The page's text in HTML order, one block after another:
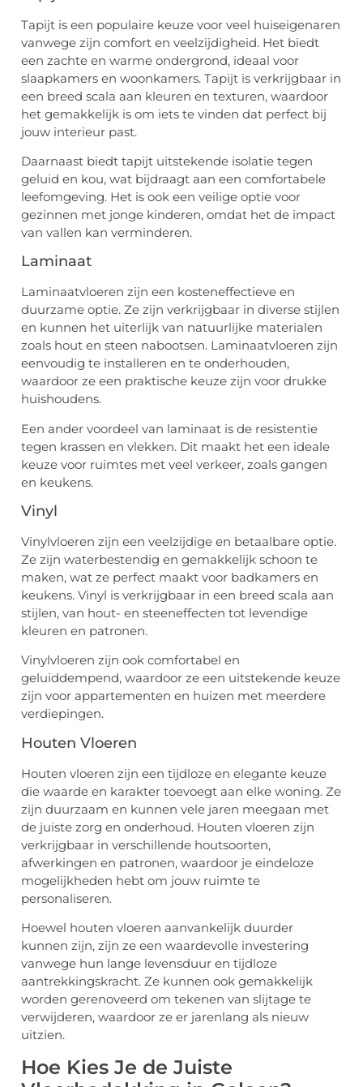
Tapijt is een populaire keuze voor veel huiseigenaren
vanwege zijn comfort en veelzijdigheid. Het biedt
een zachte en warme ondergrond, ideaal voor
slaapkamers en woonkamers. Tapijt is verkrijgbaar in
een breed scala aan kleuren en texturen, waardoor
het gemakkelijk is om iets te vinden dat perfect bij
jouw interieur past.
Daarnaast biedt tapijt uitstekende isolatie tegen
geluid en kou, wat bijdraagt aan een comfortabele
leefomgeving. Het is ook een veilige optie voor
gezinnen met jonge kinderen, omdat het de impact
van vallen kan verminderen.
Laminaat
Laminaatvloeren zijn een kosteneffectieve en
duurzame optie. Ze zijn verkrijgbaar in diverse stijlen
en kunnen het uiterlijk van natuurlijke materialen
zoals hout en steen nabootsen. Laminaatvloeren zijn
eenvoudig te installeren en te onderhouden,
waardoor ze een praktische keuze zijn voor drukke
huishoudens.
Een ander voordeel van laminaat is de resistentie
tegen krassen en vlekken. Dit maakt het een ideale
keuze voor ruimtes met veel verkeer, zoals gangen
en keukens.
Vinyl
Vinylvloeren zijn een veelzijdige en betaalbare optie.
Ze zijn waterbestendig en gemakkelijk schoon te
maken, wat ze perfect maakt voor badkamers en
keukens. Vinyl is verkrijgbaar in een breed scala aan
stijlen, van hout- en steeneffecten tot levendige
kleuren en patronen.
Vinylvloeren zijn ook comfortabel en
geluiddempend, waardoor ze een uitstekende keuze
zijn voor appartementen en huizen met meerdere
verdiepingen.
Houten Vloeren
Houten vloeren zijn een tijdloze en elegante keuze
die waarde en karakter toevoegt aan elke woning. Ze
zijn duurzaam en kunnen vele jaren meegaan met
de juiste zorg en onderhoud. Houten vloeren zijn
verkrijgbaar in verschillende houtsoorten,
afwerkingen en patronen, waardoor je eindeloze
mogelijkheden hebt om jouw ruimte te
personaliseren.
Hoewel houten vloeren aanvankelijk duurder
kunnen zijn, zijn ze een waardevolle investering
vanwege hun lange levensduur en tijdloze
aantrekkingskracht. Ze kunnen ook gemakkelijk
worden gerenoveerd om tekenen van slijtage te
verwijderen, waardoor ze er jarenlang als nieuw
uitzien.
Hoe Kies Je de Juiste